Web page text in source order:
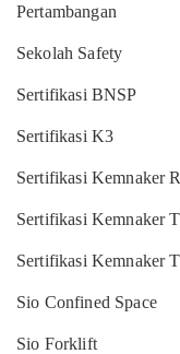
Pertambangan
Sekolah Safety
Sertifikasi BNSP
Sertifikasi K3
Sertifikasi Kemnaker
Sertifikasi Kemnaker
Sertifikasi Kemnaker
Sio Confined Space
Sio Forklift